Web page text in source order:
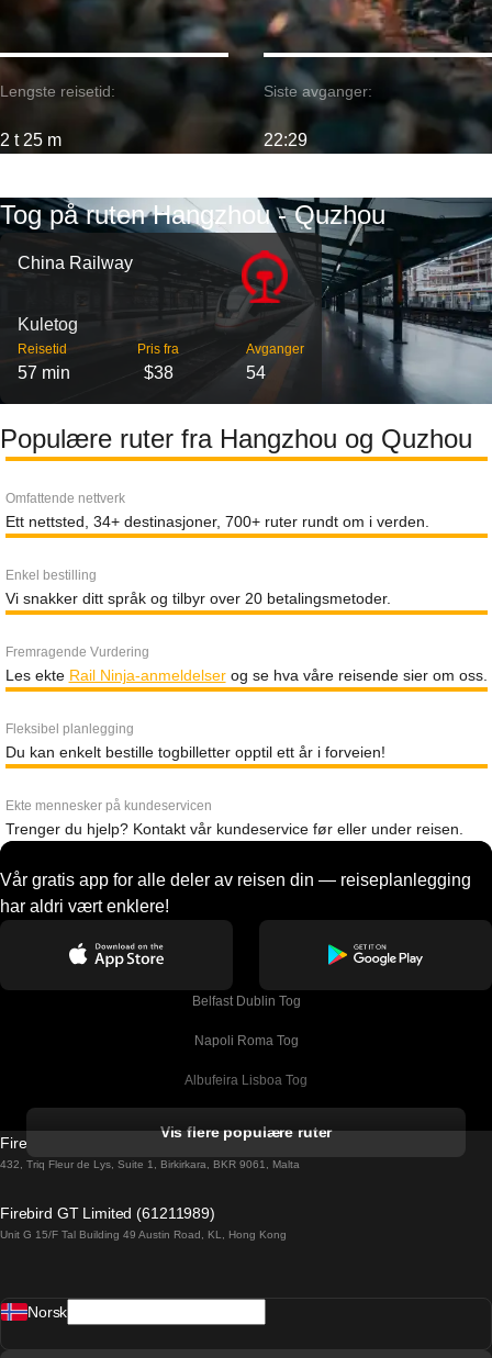
Lengste reisetid:
2 t 25 m
Siste avganger:
22:29
Tog på ruten Hangzhou - Quzhou
China Railway
Kuletog
Reisetid
57 min
Pris fra
$38
Avganger
54
Populære ruter fra Hangzhou og Quzhou
Omfattende nettverk
Ett nettsted, 34+ destinasjoner, 700+ ruter rundt om i verden.
Enkel bestilling
Vi snakker ditt språk og tilbyr over 20 betalingsmetoder.
Fremragende Vurdering
Les ekte Rail Ninja-anmeldelserog se hva våre reisende sier om oss.
Fleksibel planlegging
Du kan enkelt bestille togbilletter opptil ett år i forveien!
Ekte mennesker på kundeservicen
Trenger du hjelp? Kontakt vår kundeservice før eller under reisen.
Vår gratis app for alle deler av reisen din — reiseplanlegging
har aldri vært enklere!
Belfast Dublin Tog
Napoli Roma Tog
Albufeira Lisboa Tog
Barcelona Madrid Tog
Barcelona Sevilla Tog
Vis flere populære ruter
Firebird GT Limited (OC 1451)
432, Triq Fleur de Lys, Suite 1, Birkirkara, BKR 9061, Malta
Firebird GT Limited (61211989)
Unit G 15/F Tal Building 49 Austin Road, KL, Hong Kong
Norsk